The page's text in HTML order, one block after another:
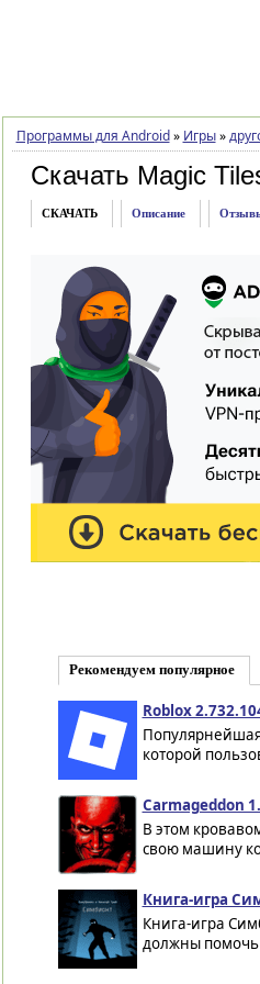
Программы для Android » Игры »
Скачать Magic
СКАЧАТЬ Описание
Рекомендуем популярное
Roblox
которой
Carmageddon
В этом
свою машину
Книга-игра
Книга-игра
должны